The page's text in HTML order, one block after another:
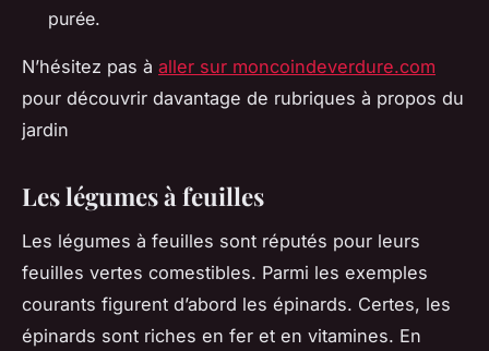
purée.
N’hésitez pas à aller sur moncoindeverdure.com
pour découvrir davantage de rubriques à propos du
jardin
Les légumes à feuilles
Les légumes à feuilles sont réputés pour leurs
feuilles vertes comestibles. Parmi les exemples
courants figurent d’abord les épinards. Certes, les
épinards sont riches en fer et en vitamines. En